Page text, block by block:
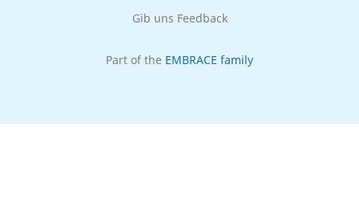
Gib uns Feedback
Part of the EMBRACE family